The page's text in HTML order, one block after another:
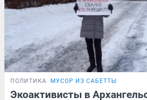
ПОЛИТИКА МУСОР ИЗ САБЕТТЫ
Экоактивисты в